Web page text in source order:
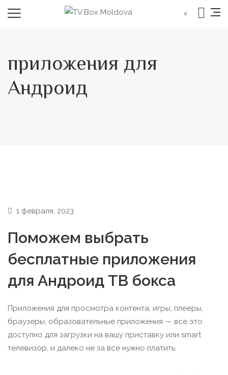
0
приложения для
Андроид
1 февраля, 2023
Поможем выбрать
бесплатные приложения
для Андроид ТВ бокса
Приложения для просмотра контента, игры, плееры,
браузеры, образовательные приложения — все это
доступно для загрузки на вашу приставку или smart
телевизор, и далеко не за все нужно платить.